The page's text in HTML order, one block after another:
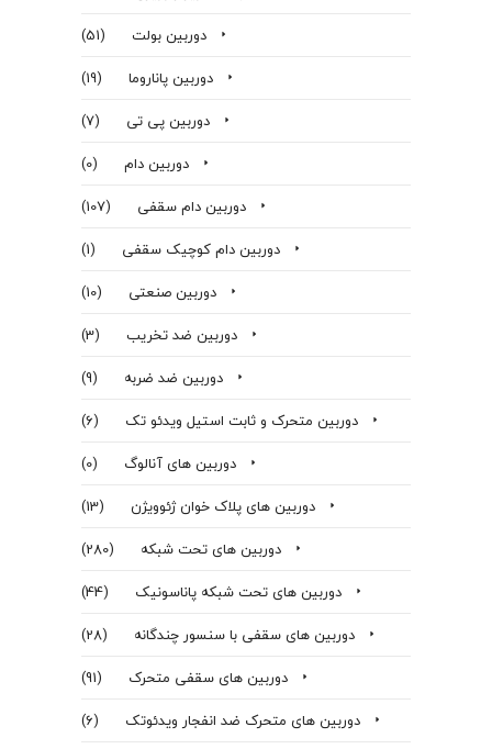
دوربین بولت
(51)
دوربین پاناروما
(19)
دوربین پی تی
(7)
دوربین دام
(0)
دوربین دام سقفی
(107)
دوربین دام کوچیک سقفی
(1)
دوربین صنعتی
(10)
دوربین ضد تخریب
(3)
دوربین ضد ضربه
(9)
دوربین متحرک و ثابت استیل ویدئو تک
(6)
دوربین های آنالوگ
(0)
دوربین های پلاک خوان ژئوویژن
(13)
دوربین های تحت شبکه
(280)
دوربین های تحت شبکه پاناسونیک
(44)
دوربین های سقفی با سنسور چندگانه
(28)
دوربین های سقفی متحرک
(91)
دوربین های متحرک ضد انفجار ویدئوتک
(6)